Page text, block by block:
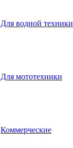
Для водной техники
Для мототехники
Коммерческие